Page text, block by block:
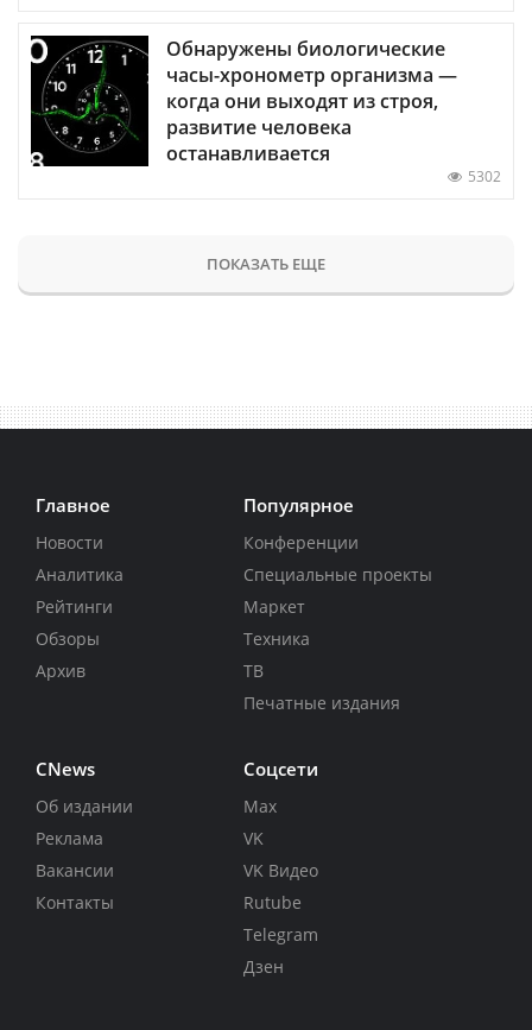
Обнаружены биологические
часы-хронометр организма —
когда они выходят из строя,
развитие человека
останавливается
5302
ПОКАЗАТЬ ЕЩЕ
Главное
Новости
Аналитика
Рейтинги
Обзоры
Архив
Популярное
Конференции
Специальные проекты
Маркет
Техника
ТВ
Печатные издания
CNews
Об издании
Реклама
Вакансии
Контакты
Соцсети
Max
VK
VK Видео
Rutube
Telegram
Дзен